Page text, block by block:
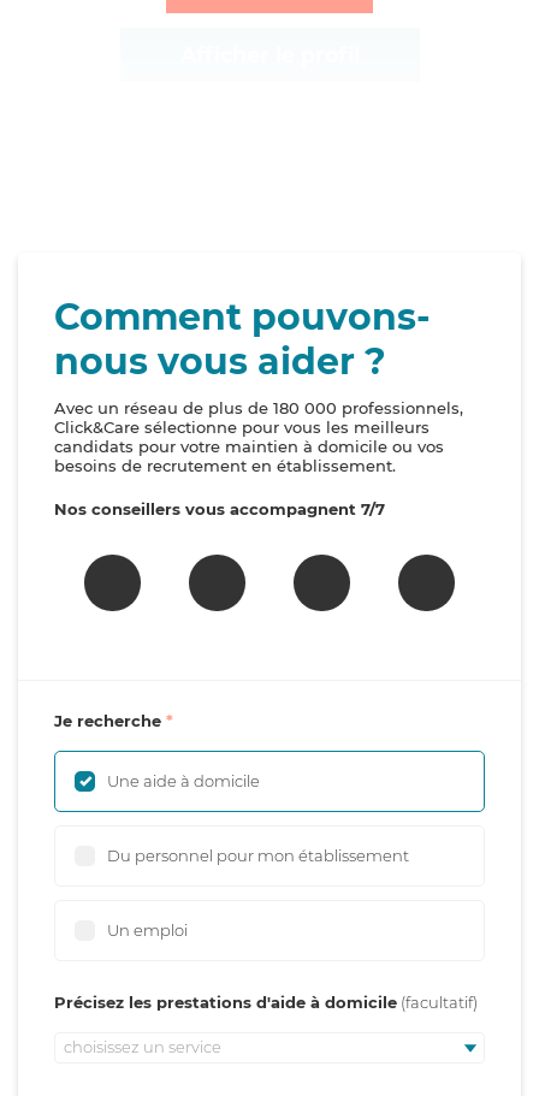
Comment pouvons-
nous vous aider ?
Avec un réseau de plus de 180 000 professionnels,
Click&Care sélectionne pour vous les meilleurs
candidats pour votre maintien à domicile ou vos
besoins de recrutement en établissement.
Nos conseillers vous accompagnent 7/7
Je recherche
Une aide à domicile
Du personnel pour mon établissement
Un emploi
Précisez les prestations d'aide à domicile
choisissez un service